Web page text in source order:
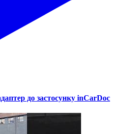
до застосунку inCarDoc